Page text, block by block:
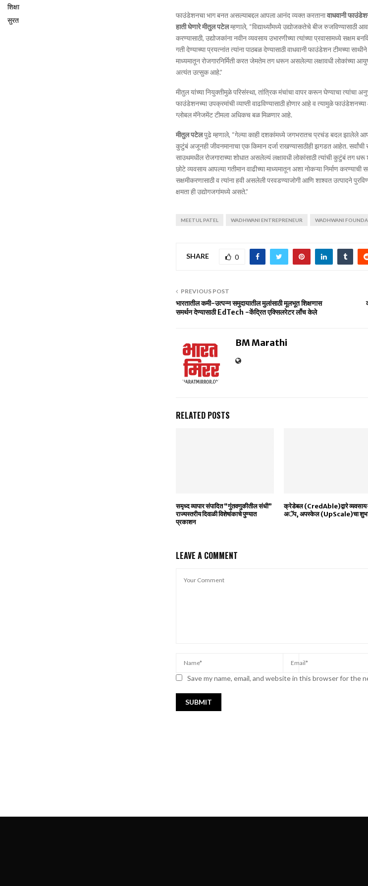
फाउंडेशनचा भाग बनत असल्याबद्दल आपला आनंद व्यक्त करतानावाधवानी
हाती घेणारे मीतुल पटेलम्हणाले, “विद्यार्थ्यांमध्ये उद्योजकतेचे बीज
करण्यासाठी, उद्योजकांना नवीन व्यवसाय उभारणीच्या त्यांच्या प्रवासामध्ये सक्षम
गती देण्याच्या प्रयत्नांत त्यांना पाठबळ देण्यासाठी वाधवानी फाउंडेशन टीमच्या
माध्यमातून रोजगारनिर्मिती करत जेमतेम तग धरून असलेल्या लक्षावधी लोकांच्या
अत्यंत उत्सुक आहे.”
मीतुल यांच्या नियुक्तीमुळे परिसंस्था, तांत्रिक मंचांचा वापर करून घेण्याचा त्यांचा
फाउंडेशनच्या उपक्रमांची व्याप्ती वाढविण्यासाठी होणार आहे व त्यामुळे
ग्लोबल मॅनेजमेंट टीमला अधिकच बळ मिळणार आहे.
मीतुल पटेलपुढे म्हणाले, “गेल्या काही दशकांमध्ये जगभरातच प्रचंड बदल झालेले
कुटुंबं अजूनही जीवनमानाचा एक किमान दर्जा राखण्यासाठीही झगडत आहेत.
साउथमधील रोजगाराच्या शोधात असलेल्यं लक्षावधी लोकांसाठी त्यांची कुटुंबं तग धरू
छोटे व्यवसाय आपल्या गतीमान वाढीच्या माध्यमातून अशा नोकऱ्या निर्माण
सक्षमीकरणासाठी व त्यांना हवी असलेली परवडण्याजोगी आणि शाश्वत उत्पादने
क्षमता ही उद्योगजगांमध्ये असते.”
MEETUL PATEL WADHWANI ENTREPRENEUR WADHWANI
SHARE 0
PREVIOUS POST
भारतातील कमी-उत्पन्न समुदायातील मुलांसाठी मूलभूत शिक्षणास
समर्थन देण्यासाठी EdTech -केंद्रित एक्सिलरेटर लाँच केले
BM Marathi
RELATED POSTS
समृध्द व्यापार संपादित “गुंतवणुकीतील संधी”
राज्यस्तरीय दिवाळी विशेषांकाचे पुण्यात
प्रकाशन
क्रेडेबल (CredAble)द्वारे व्यवसाय
अॅप, अपस्केल (UpScale)चा
LEAVE A COMMENT
Save my name, email, and website in this browser for the
शिक्षा
सुरत